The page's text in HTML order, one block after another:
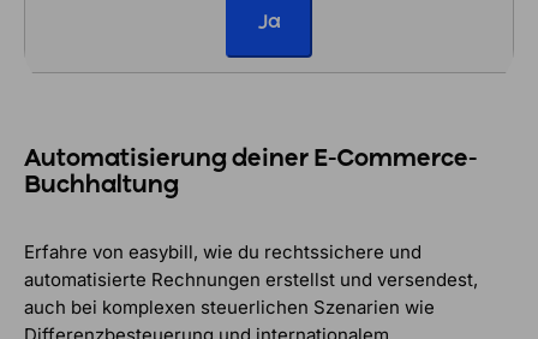
Ja
Automatisierung deiner E-Commerce-
Buchhaltung
Erfahre von easybill, wie du rechtssichere und
automatisierte Rechnungen erstellst und versendest,
auch bei komplexen steuerlichen Szenarien wie
Differenzbesteuerung und internationalem